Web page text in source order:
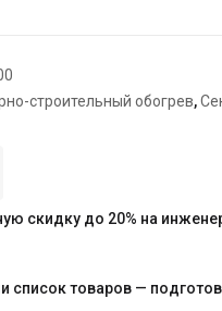
строительный обогрев,
скидку до 20% на
список товаров —